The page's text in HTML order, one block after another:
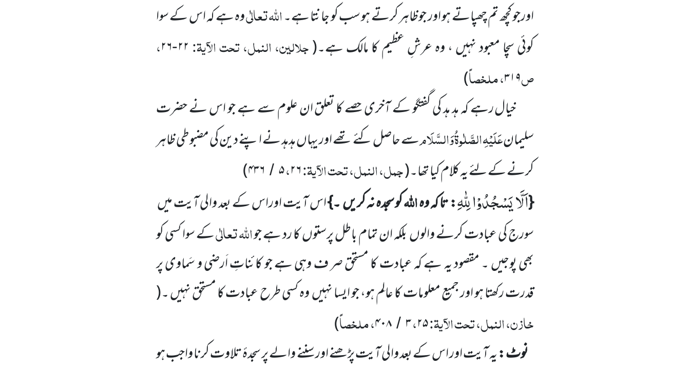
اورجو کچھ تم چھپاتے ہو اور جوظاہر کرتے ہو سب کو جانتا ہے۔اللہتعالٰیوہ ہے کہ اس کے سوا
کوئی سچا معبودنہیں ، وہ عرشِ عظیم کا مالک ہے۔(جلالین، النمل، تحت الآیۃ:۲۲-۲۶،
ص۳۱۹، ملخصاً)
خیال رہے کہ ہد ہد کی گفتگو کے آخری حصے کا تعلق ان علوم سے ہے جو اس نے حضرت
سلیمانعَلَیْہِالصَّلٰوۃُوَالسَّلَامسے حاصل کئے تھے اور یہاں ہدہد نے اپنے دین کی مضبوطی ظاہر
کرنے کے لئے یہ کلام کیا تھا۔(جمل، النمل، تحت الآیۃ:۲۶،۵ / ۴۳۶)
{اَلَّا یَسْجُدُوْا لِلّٰهِ:تا کہ وہاللہکو سجدہ نہ کریں۔}اس آیت اوراس کے بعد والی آیت میں
سورج کی عبادت کرنے والوںبلکہ ان تمام باطل پرستوںکا رد ہے جواللہتعالٰیکے سوا کسی کو
بھی پوجیں ۔ مقصود یہ ہے کہ عبادت کا مستحق صر ف وہیہے جو کائناتِ اَرضی و سَماوی پر
قدرت رکھتا ہو اور جمیع معلومات کا عالِم ہو، جو ایسا نہیںوہ کسی طرح عبادت کا مستحق نہیں ۔(
خازن، النمل، تحت الآیۃ:۲۵،۳ / ۴۰۸، ملخصاً)
نوٹ :یہ آیت اور اس کے بعد والی آیت پڑھنے اور سننے والے پر سجدۂ تلاوت کرنا واجب ہو